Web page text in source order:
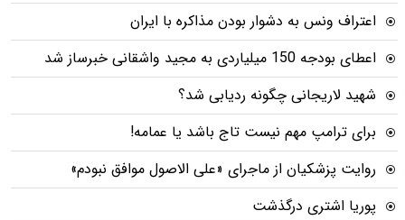
اعتراف ونس به دشوار بودن مذاکره با ایران
اعطای بودجه 150 میلیاردی به مجید واشقانی خبرساز شد
شهید لاریجانی چگونه ردیابی شد؟
برای ترامپ مهم نیست تاج باشد یا عمامه!
روایت پزشکیان از ماجرای «علی الاصول موافق نبودم»
پوریا اشتری درگذشت